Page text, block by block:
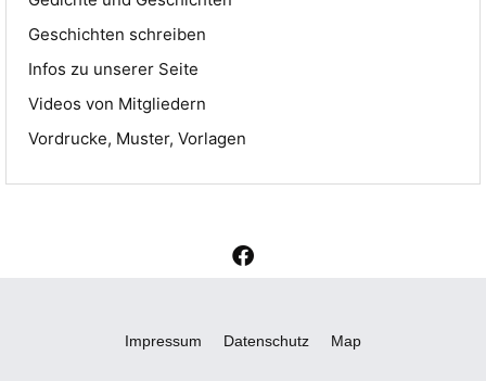
Geschichten schreiben
Infos zu unserer Seite
Videos von Mitgliedern
Vordrucke, Muster, Vorlagen
F
a
b
Impressum Datenschutz Map